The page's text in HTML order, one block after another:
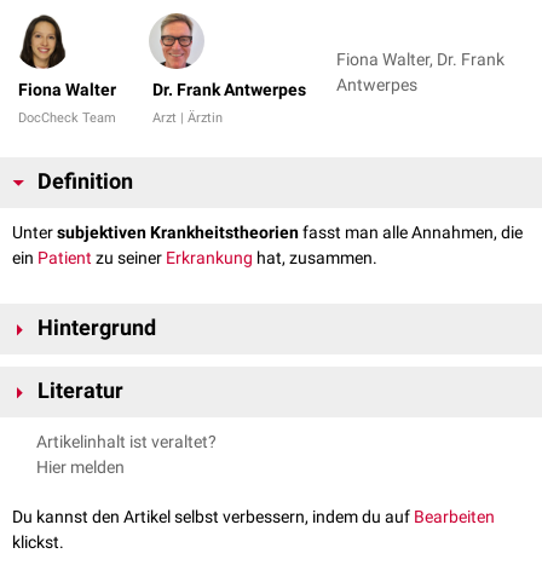
Fiona Walter
DocCheck Team
Dr. Frank Antwerpes
Arzt | Ärztin
Fiona Walter, Dr. Frank
Antwerpes
Definition
Untersubjektiven Krankheitstheorienfasst man alle Annahmen, die
ein Patientzu seiner Erkrankung hat, zusammen.
Hintergrund
Ursachenzuschreibung der Krankheit beziehen und werden dann häufig
verstanden werden kann, sollte er nicht mehr verwendet werden.
Meist sind subjektive Krankheitstheorien implizit, also dem Patienten
Patienten, den Verlauf der Erkrankung sowie auf dieBehandlunghaben
können, sollten sie stets durch den behandelnden
Literatur
Rothgangel et al. Kurzlehrbuch medizinische Psychologie und
Soziologie, Thieme Verlag, 2. Auflage, 2004
Artikelinhalt ist veraltet?
Hier melden
Du kannst den Artikel selbst verbessern, indem du auf Bearbeiten
klickst.